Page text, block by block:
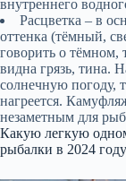
внутреннего
Расцветка – в
оттенка (тёмный,
говорить о тёмном,
видна грязь, тина.
солнечную погоду,
нагреется.
незаметным для
Какую легкую
рыбалки в 2024